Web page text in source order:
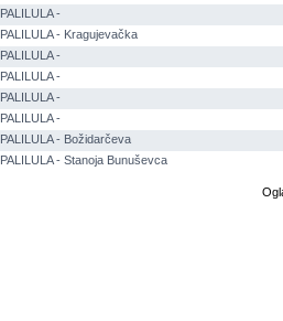
PALILULA -
PALILULA - Kragujevačka
PALILULA -
PALILULA -
PALILULA -
PALILULA -
PALILULA - Božidarčeva
PALILULA - Stanoja Bunuševca